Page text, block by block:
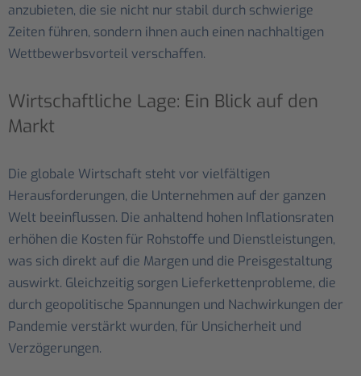
anzubieten, die sie nicht nur stabil durch schwierige
Zeiten führen, sondern ihnen auch einen nachhaltigen
Wettbewerbsvorteil verschaffen.
Wirtschaftliche Lage: Ein Blick auf den
Markt
Die globale Wirtschaft steht vor vielfältigen
Herausforderungen, die Unternehmen auf der ganzen
Welt beeinflussen. Die anhaltend hohen Inflationsraten
erhöhen die Kosten für Rohstoffe und Dienstleistungen,
was sich direkt auf die Margen und die Preisgestaltung
auswirkt. Gleichzeitig sorgen Lieferkettenprobleme, die
durch geopolitische Spannungen und Nachwirkungen der
Pandemie verstärkt wurden, für Unsicherheit und
Verzögerungen.